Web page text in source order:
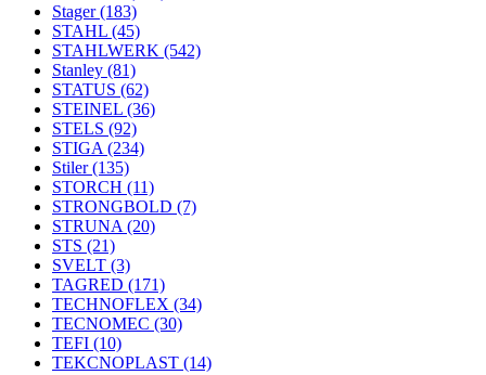
Stager(183)
STAHL (45)
STAHLWERK (542)
Stanley (81)
STATUS (62)
STEINEL (36)
STELS (92)
STIGA (234)
Stiler(135)
STORCH (11)
STRONGBOLD (7)
STRUNA (20)
STS (21)
SVELT (3)
TAGRED (171)
TECHNOFLEX (34)
TECNOMEC (30)
TEFI (10)
TEKCNOPLAST (14)